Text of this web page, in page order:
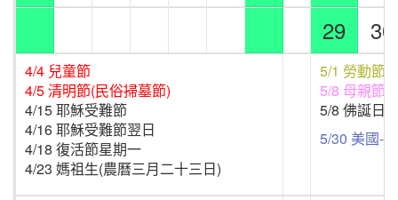
29
30
4/4 兒童節
4/5 清明節(民俗掃墓節)
4/15 耶穌受難節
4/16 耶穌受難節翌日
4/18 復活節星期一
4/23 媽祖生(農曆三月二十三日)
5/1 勞動節
5/8 母親節
5/8 佛誕日(
5/30 美國-